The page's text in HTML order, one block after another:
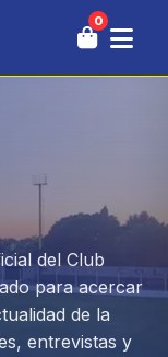
0
del Club
para acercar
de la
entrevistas y